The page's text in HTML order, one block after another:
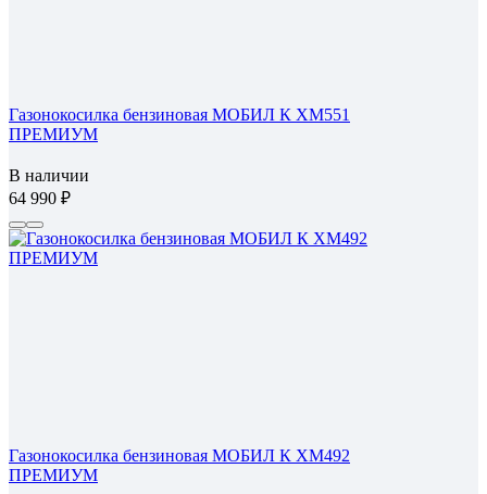
Газонокосилка бензиновая МОБИЛ К XM551
ПРЕМИУМ
В наличии
64 990
Газонокосилка бензиновая МОБИЛ К XM492
ПРЕМИУМ